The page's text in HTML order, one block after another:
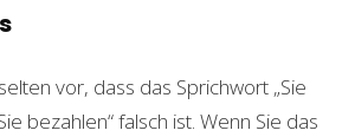
vor, dass das Sprichwort „Sie
bezahlen“ falsch ist. Wenn Sie das